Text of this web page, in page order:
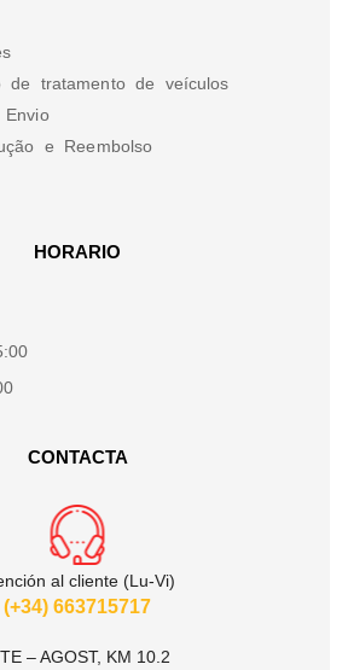
de tratamento de veículos
e Reembolso
HORARIO
CONTACTA
al cliente (Lu-Vi)
(+34) 663715717
– AGOST, KM 10.2